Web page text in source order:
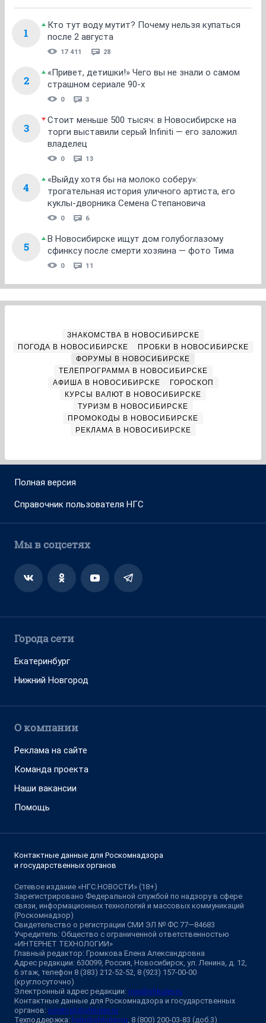
1
Кто тут воду мутит? Почему нельзя купаться
после 2 августа
17 411 28
2
«Привет, детишки!» Чего вы не знали о самом
страшном сериале 90-х
0 3
3
Стоит меньше 500 тысяч: в Новосибирске на
торги выставили серый Infiniti — его заложил
владелец
0 13
4
«Выйду хотя бы на молоко соберу»:
трогательная история уличного артиста, его
куклы-дворника Семена Степановича
0 6
5
В Новосибирске ищут дом голубоглазому
сфинксу после смерти хозяина — фото Тима
0 11
ЗНАКОМСТВА В НОВОСИБИРСКЕ
ПОГОДА В НОВОСИБИРСКЕ
ПРОБКИ В НОВОСИБИРСКЕ
ФОРУМЫ В НОВОСИБИРСКЕ
ТЕЛЕПРОГРАММА В НОВОСИБИРСКЕ
АФИША В НОВОСИБИРСКЕ
ГОРОСКОП
КУРСЫ ВАЛЮТ В НОВОСИБИРСКЕ
ТУРИЗМ В НОВОСИБИРСКЕ
ПРОМОКОДЫ В НОВОСИБИРСКЕ
РЕКЛАМА В НОВОСИБИРСКЕ
Полная версия
Справочник пользователя НГС
Мы в соцсетях
Города сети
Екатеринбург
Нижний Новгород
О компании
Реклама на сайте
Команда проекта
Наши вакансии
Помощь
Контактные данные для Роскомнадзора
и государственных органов
Сетевое издание «НГС.НОВОСТИ» (18+)
Зарегистрировано Федеральной службой по надзору в сфере
связи, информационных технологий и массовых коммуникаций
(Роскомнадзор)
Свидетельство о регистрации СМИ ЭЛ № ФС 77—84683
Учредитель: Общество с ограниченной ответственностью
«ИНТЕРНЕТ ТЕХНОЛОГИИ»
Главный редактор: Громкова Елена Александровна
Адрес редакции: 630099, Россия, Новосибирск, ул. Ленина, д. 12,
6 этаж, телефон 8 (383) 212-52-52, 8 (923) 157-00-00
(круглосуточно)
Электронный адрес редакции: ngs@shkulev.ru
Контактные данные для Роскомнадзора и государственных
органов: juristnsk@shkulev.ru
Техподдержка: help@shkulev.ru , 8 (800) 200-03-83 (доб.3)